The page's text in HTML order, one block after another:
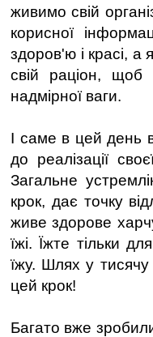
живимо свій
корисної
здоров'ю і красі, а
свій раціон,
надмірної ваги.
І саме в цей день
до реалізації
Загальне
крок, дає точку
живе здорове
їжі. Їжте тільки
їжу. Шлях у тисячу
цей крок!
Багато вже